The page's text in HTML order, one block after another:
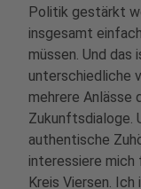
Politik gestärkt
insgesamt
müssen. Und das
unterschiedliche
mehrere Anlässe
Zukunftsdialoge.
authentische
interessiere mich
Kreis Viersen.